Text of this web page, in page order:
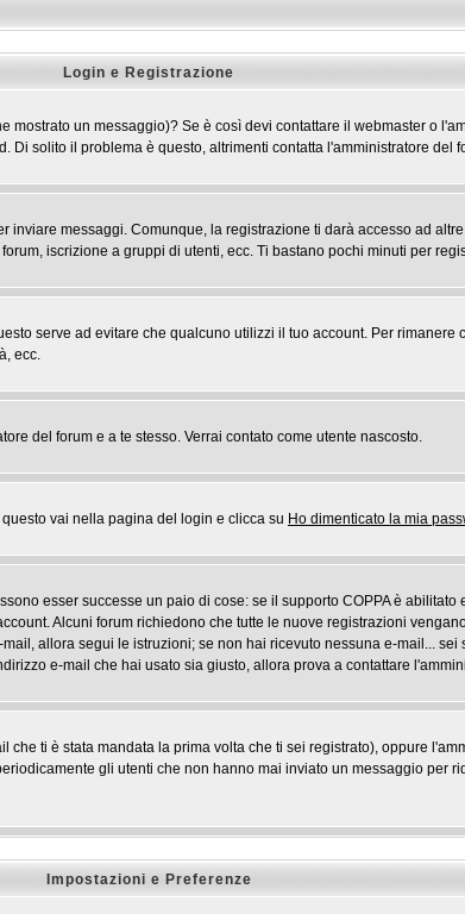
Login e Registrazione
un messaggio)? Se è così devi contattare il webmaster o
solito il problema è questo, altrimenti contatta l'amministratore del
messaggi. Comunque, la registrazione ti darà accesso ad
iscrizione a gruppi di utenti, ecc. Ti bastano pochi minuti per
serve ad evitare che qualcuno utilizzi il tuo account. Per
ecc.
del forum e a te stesso. Verrai contato come utente nascosto.
vai nella pagina del login e clicca su Ho dimenticato la mia
esser successe un paio di cose: se il supporto COPPA è abilitato
Alcuni forum richiedono che tutte le nuove registrazioni
allora segui le istruzioni; se non hai ricevuto nessuna e-mail...
e-mail che hai usato sia giusto, allora prova a contattare
ti è stata mandata la prima volta che ti sei registrato), oppure
gli utenti che non hanno mai inviato un messaggio per
Impostazioni e Preferenze